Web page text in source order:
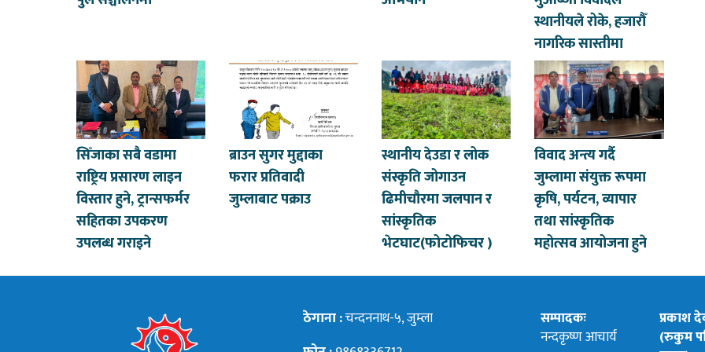
स्थानीयले रोके, हजारौँ
नागरिक सास्तीमा
सिँजाका सबै वडामा
राष्ट्रिय प्रसारण लाइन
विस्तार हुने, ट्रान्सफर्मर
सहितका उपकरण
उपलब्ध गराइने
ब्राउन सुगर मुद्दाका
फरार प्रतिवादी
जुम्लाबाट पक्राउ
स्थानीय देउडा र लोक
संस्कृति जोगाउन
ढिमीचौरमा जलपान र
सांस्कृतिक
भेटघाट(फोटोफिचर )
विवाद अन्त्य गर्दै
जुम्लामा संयुक्त रूपमा
कृषि, पर्यटन, व्यापार
तथा सांस्कृतिक
महोत्सव आयोजना हुने
ठेगाना :चन्दननाथ-५, जुम्ला
सम्पादकः
नन्दकृष्ण आचार्य
प्रकाश
(रुकुम